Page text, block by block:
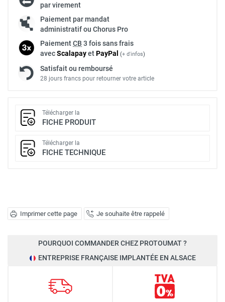
Imprimer cette page Je souhaite être rappelé
par virement
Paiement par mandat
administratif ou Chorus Pro
PaiementCB 3 fois sans frais
avecScalapayetPayPal (+ d'infos)
Satisfait ou remboursé
28 jours francs pour retourner votre article
Télécharger la
FICHE PRODUIT
Télécharger la
FICHE TECHNIQUE
POURQUOI COMMANDER CHEZ PROTOUMAT ?
ENTREPRISE FRANÇAISE IMPLANTÉE EN ALSACE